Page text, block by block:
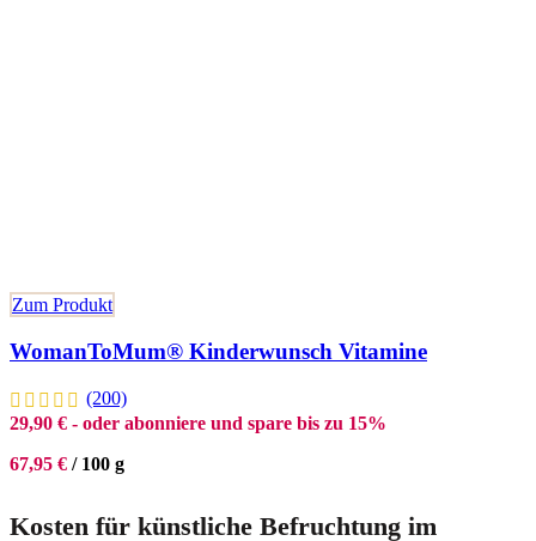
Zum Produkt
WomanToMum® Kinderwunsch Vitamine
(200)
29,90 € - oder abonniere und spare bis zu 15%
67,95 € / 100 g
Kosten für künstliche Befruchtung im